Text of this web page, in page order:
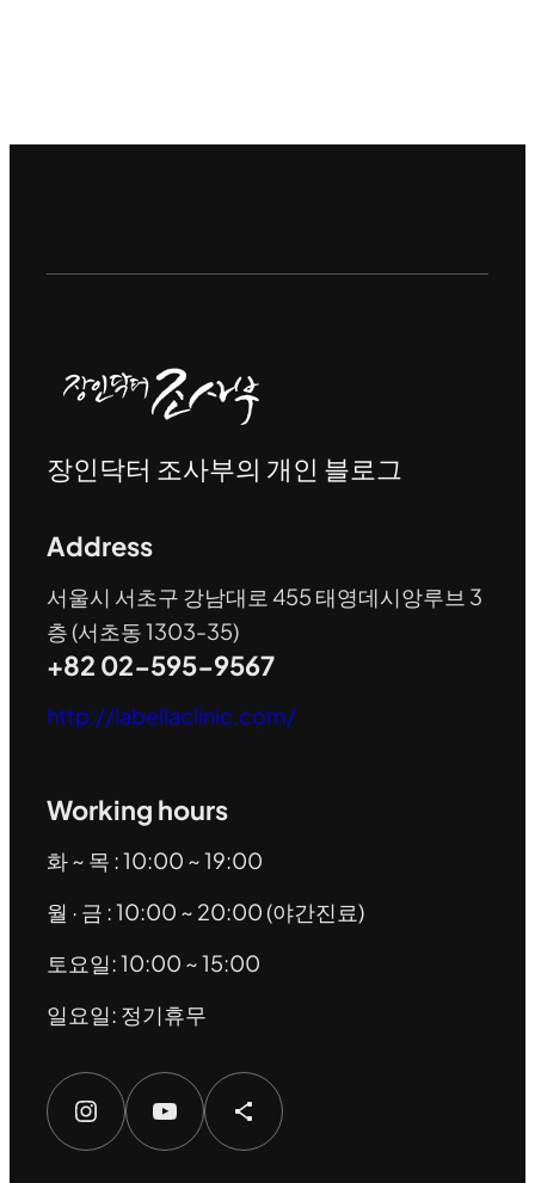
장인닥터 조사부의 개인 블로그
Address
서울시 서초구 강남대로 455 태영데시앙루브 3
층 (서초동 1303-35)
+82 02-595-9567
http://labellaclinic.com/
Working hours
화 ~ 목 : 10:00 ~ 19:00
월 · 금 : 10:00 ~ 20:00 (야간진료)
토요일: 10:00 ~ 15:00
일요일: 정기휴무
Instagram YouTube Share Icon